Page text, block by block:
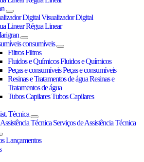
DigitalVisualizador Digital
LinearRégua Linear
consumíveis
FiltrosFiltros
Fluidos e QuímicosFluidos e Químicos
Peças e consumíveisPeças e consumíveis
Resinas e Tratamentos de águaResinas e
Tratamentos de água
Tubos CapilaresTubos Capilares
Técnica
Técnica Serviços de Assistência Técnica
Lançamentos